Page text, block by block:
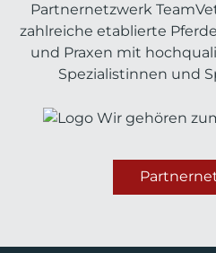
Partnernetzwerk
zahlreiche etablierte
und Praxen mit
Spezialistinnen und